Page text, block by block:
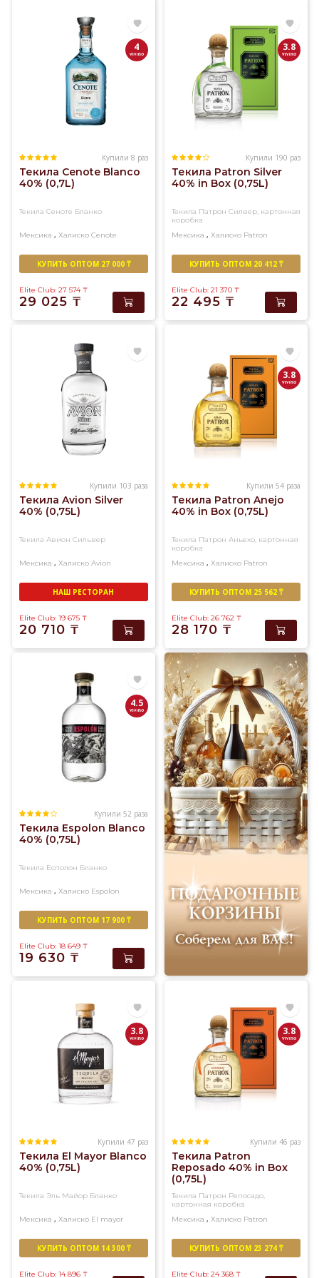
выдержанная
мексиканская
представлена
4
Купили 8 раз
Текила Cenote Blanco
40% (0,7L)
Текила Сеноте Бланко
Мексика , Халиско Cenote
КУПИТЬ ОПТОМ 27 000 ₸
Elite Club: 27 574 ₸
29 025 ₸
3.8
Купили 190 раз
Текила Patron Silver
40% in Box (0,75L)
Текила Патрон Силвер, картонная
коробка
Мексика , Халиско Patron
КУПИТЬ ОПТОМ 20 412 ₸
Elite Club: 21 370 ₸
22 495 ₸
Купили 103 раза
Текила Avion Silver
40% (0,75L)
Текила Авион Сильвер
Мексика , Халиско Avion
НАШ РЕСТОРАН
Elite Club: 19 675 ₸
20 710 ₸
3.8
Купили 54 раза
Текила Patron Anejo
40% in Box (0,75L)
Текила Патрон Аньехо, картонная
коробка
Мексика , Халиско Patron
КУПИТЬ ОПТОМ 25 562 ₸
Elite Club: 26 762 ₸
28 170 ₸
4.5
Купили 52 раза
Текила Espolon Blanco
40% (0,75L)
Текила Есполон Бланко
Мексика , Халиско Espolon
КУПИТЬ ОПТОМ 17 900 ₸
Elite Club: 18 649 ₸
19 630 ₸
3.8
Купили 47 раз
Текила El Mayor Blanco
40% (0,75L)
Текила Эль Майор Бланко
Мексика , Халиско El mayor
КУПИТЬ ОПТОМ 14 300 ₸
Elite Club: 14 896 ₸
3.8
Купили 46 раз
Текила Patron
Reposado 40% in Box
(0,75L)
Текила Патрон Репосадо,
картонная коробка
Мексика , Халиско Patron
КУПИТЬ ОПТОМ 23 274 ₸
Elite Club: 24 368 ₸